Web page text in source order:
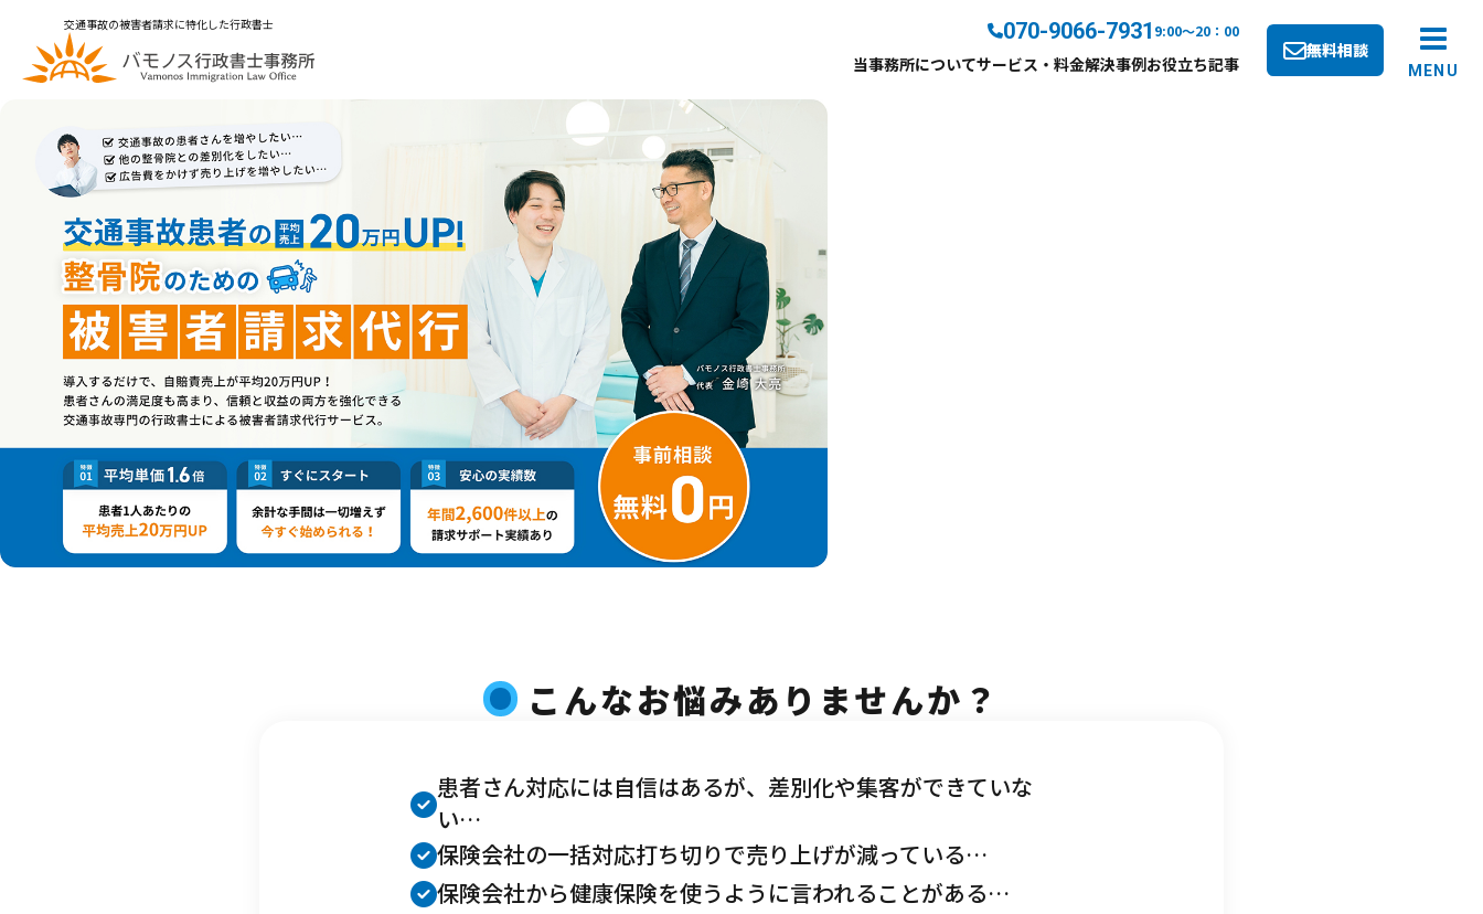
交通事故の被害者請求に特化した行政書士 070-9066-7931 9:00～20：00
当事務所についてサービス・料金解決事例お役立ち記事
無料相談
MENU
こんなお悩みありませんか？
患者さん対応には自信はあるが、差別化や集客ができていな
い…
保険会社の一括対応打ち切りで売り上げが減っている…
保険会社から健康保険を使うように言われることがある…
トップページ
代表プロフィール
解決事例
お役立ち記事
プライバシーポリシー
お問合せ